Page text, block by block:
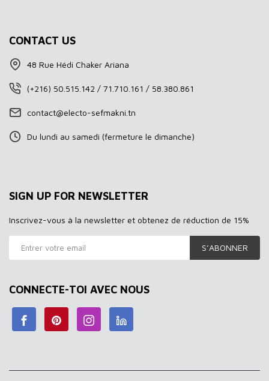
CONTACT US
48 Rue Hédi Chaker Ariana
(+216) 50.515.142 / 71.710.161 / 58.380.861
contact@electo-sefmakni.tn
Du lundi au samedi (fermeture le dimanche)
SIGN UP FOR NEWSLETTER
Inscrivez-vous à la newsletter et obtenez de réduction de 15%
S’ABONNER
CONNECTE-TOI AVEC NOUS